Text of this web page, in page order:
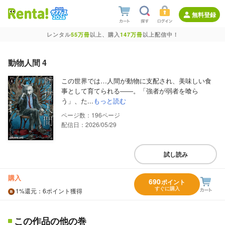
無料登録
レンタル55万冊以上、購入147万冊以上配信中！
動物人間 4
この世界では…人間が動物に支配され、美味しい食
事として育てられる――。「強者が弱者を喰ら
う」、た...もっと読む
196
配信日：2026/05/29
試し読み
購入
1%還元 ：6ポイント獲得
690ポイント
すぐに購入
この作品の他の巻